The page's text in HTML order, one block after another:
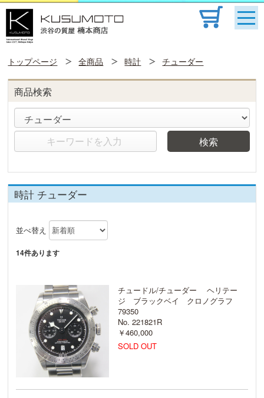
トップページ 全商品 時計 チューダー
商品検索
検索
時計 チューダー
並べ替え
14件あります
チュードル/チューダー ヘリテー
ジ ブラックベイ クロノグラフ
79350
No. 221821R
￥460,000
SOLD OUT